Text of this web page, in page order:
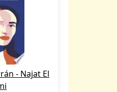
- Najat El